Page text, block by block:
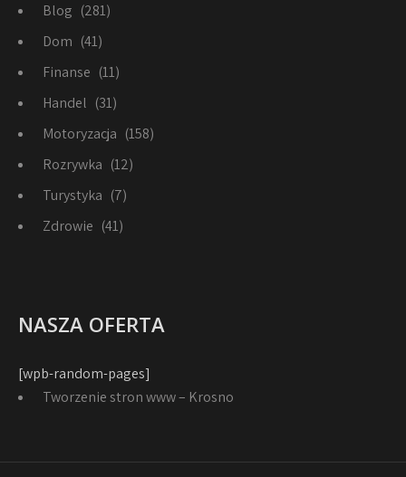
Blog (281)
Dom (41)
Finanse (11)
Handel (31)
Motoryzacja (158)
Rozrywka (12)
Turystyka (7)
Zdrowie (41)
NASZA OFERTA
[wpb-random-pages]
Tworzenie stron www – Krosno